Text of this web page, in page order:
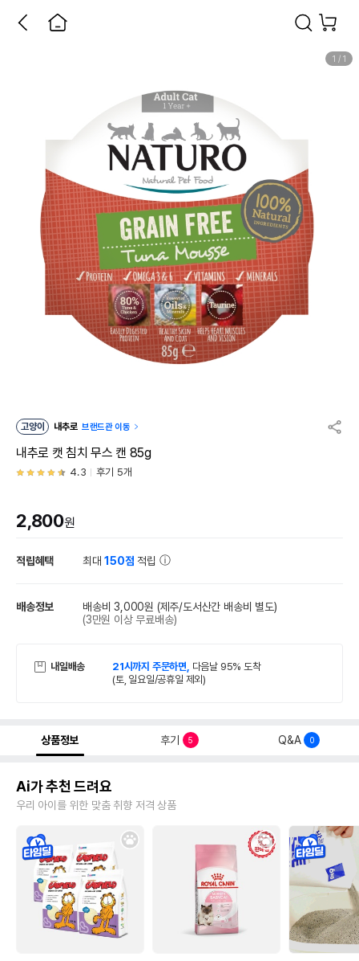
1 / 1
고양이 내추로 브랜드관 이동
내추로 캣 침치 무스 캔 85g
4.3 후기 5개
2,800원
적립혜택 최대150점 적립
배송정보 배송비 3,000원 (제주/도서산간 배송비 별도)
(3만원 이상 무료배송)
내일배송 21시까지 주문하면, 다음날 95% 도착
(토, 일요일/공휴일 제외)
상품정보 후기 5 Q&A 0
Ai가 추천 드려요
우리 아이를 위한 맞춤 취향 저격 상품